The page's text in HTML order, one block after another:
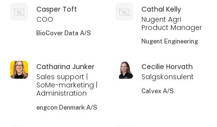
Casper Toft
COO
BioCover Data A/S
Cathal Kelly
Nugent Agri
Product Manager
Nugent Engineering
Catharina Junker
Sales support |
SoMe-marketing |
Administration
engcon Denmark A/S
Cecilie Horvath
Salgskonsulent
Calvex A/S